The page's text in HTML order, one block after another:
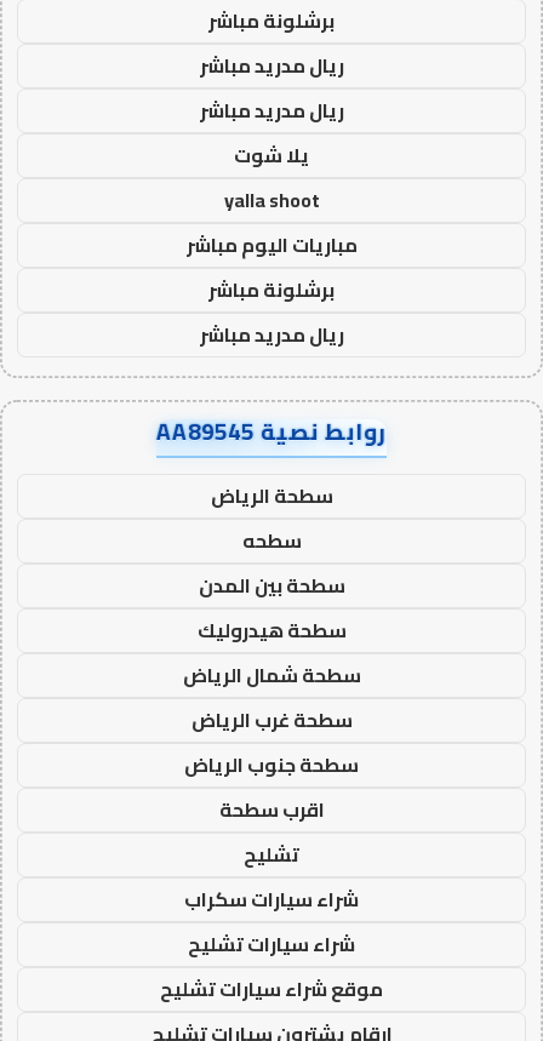
برشلونة مباشر
ريال مدريد مباشر
ريال مدريد مباشر
يلا شوت
yalla shoot
مباريات اليوم مباشر
برشلونة مباشر
ريال مدريد مباشر
روابط نصية AA89545
سطحة الرياض
سطحه
سطحة بين المدن
سطحة هيدروليك
سطحة شمال الرياض
سطحة غرب الرياض
سطحة جنوب الرياض
اقرب سطحة
تشليح
شراء سيارات سكراب
شراء سيارات تشليح
موقع شراء سيارات تشليح